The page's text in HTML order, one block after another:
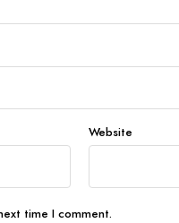
Website
time I comment.